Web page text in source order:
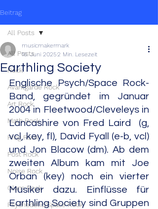
Beitrag
All Posts
Rock
Avantgarde Rock
Art Rock
Math Rock
Prog Rock
Post Rock
Noise Rock
Glam Rock
Psychedelic/Space Rock
All Posts
Earthling Society
musicmakermark
16. Juni 20252 Min. Lesezeit
Englische Psych/Space Rock-
Band, gegründet im Januar
2004 in Fleetwood/Cleveleys in
Lancashire von Fred Laird  (g,
vcl, key, fl), David Fyall (e-b, vcl)
und Jon Blacow (dm). Ab dem
zweiten Album kam mit Joe
Orban (key) noch ein vierter
Musiker dazu. Einflüsse für
Earthling Society sind Gruppen